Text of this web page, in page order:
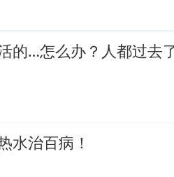
的…怎么办？人都过去
水治百病！